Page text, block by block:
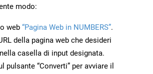
modo:
web “Pagina Web in NUMBERS”.
della pagina web che desideri
casella di input designata.
pulsante “Converti” per avviare il